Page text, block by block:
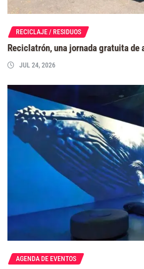
RECICLAJE / RESIDUOS
Reciclatrón, una jornada gratuita de
JUL 24, 2026
AGENDA DE EVENTOS